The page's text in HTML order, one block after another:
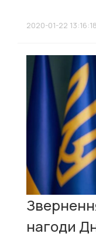
2020-01-22 13:16:18
нагоди